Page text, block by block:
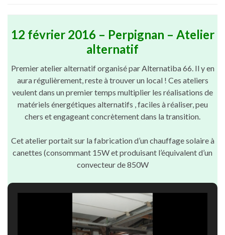
12 février 2016 – Perpignan – Atelier
alternatif
Premier atelier alternatif organisé par Alternatiba 66. Il y en
aura régulièrement, reste à trouver un local ! Ces ateliers
veulent dans un premier temps multiplier les réalisations de
matériels énergétiques alternatifs , faciles à réaliser, peu
chers et engageant concrètement dans la transition.
Cet atelier portait sur la fabrication d’un chauffage solaire à
canettes (consommant 15W et produisant l’équivalent d’un
convecteur de 850W